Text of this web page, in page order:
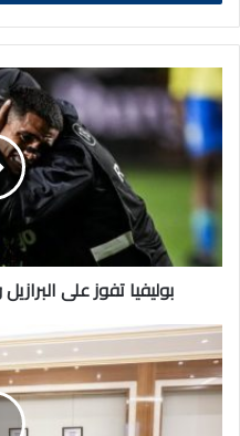
بوليفيا
تفوز
على
البرازيل
وتتأهل
لملحق
كأس
العالم
بوليفيا تفوز على
وزير
شؤون
الديوان
الأميري